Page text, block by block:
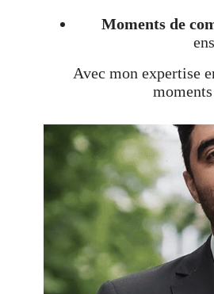
Moments de
Avec mon expertise